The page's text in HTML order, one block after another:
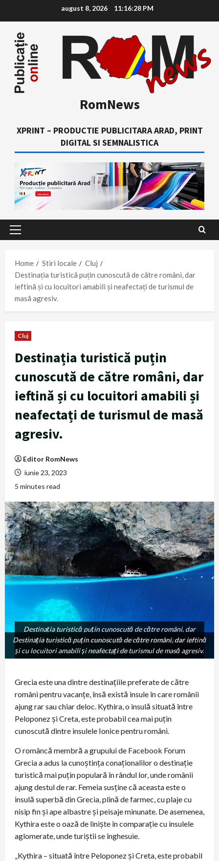
content
august 8, 2026 11:16:29 PM
RomNews
XPRINT – PRODUCTIE PUBLICITARA ARAD, PRINT
DIGITAL SI SEMNALISTICA
Primary
Home
Stiri locale
Cluj
Destinația turistică puțin cunoscută de către români, dar
ieftină și cu locuitori amabili și neafectați de turismul de
masă agresiv.
Cluj
Destinația turistică puțin
cunoscută de către români, dar
ieftină și cu locuitori amabili și
neafectați de turismul de masă
agresiv.
Editor RomNews
iunie 23, 2023
5 minutes read
Destinația turistică puțin cunoscută de către români, dar
ieftină și cu locuitori amabili și neafectați de turismul de
masă agresiv.
Destinația turistică puțin cunoscută de către români, dar ieftină
și cu locuitori amabili și neafectați de turismul de masă agresiv.
Grecia este una dintre destinațiile preferate de către
români pentru vacanțe, însă există insule în care românii
ajung rar sau chiar deloc. Kythira, o insulă situată între
Peloponez și Creta, este probabil cea mai puțin
cunoscută dintre insulele Ionice pentru români.
O româncă membră a grupului de Facebook Forum
Grecia a adus la cunoștința conaționalilor o destinație
turistică mai puțin populară în rândul lor, unde românii
ajung destul de rar. Femeia susține că aceasta este o
insulă superbă din Grecia, plină de farmec, cu plaje cu
nisip fin și ape albastre și peisaje minunate. De asemenea,
Kythira este o oază de liniște în comparație cu insulele
aglomerate, unde turiștii se înghesuie.
„Kythira – situată între Peloponez și Creta, este probabil